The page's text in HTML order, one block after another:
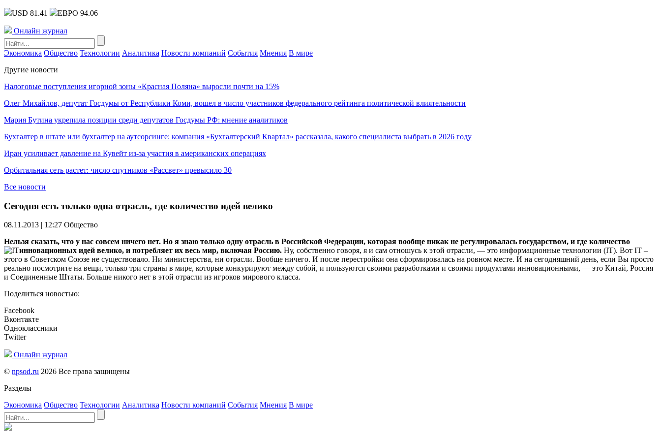
USD 81.41 ЕВРО 94.06
Онлайн журнал
Экономика Общество Технологии Аналитика Новости компаний События Мнения В мире
Другие новости
Налоговые поступления игорной зоны «Красная Поляна» выросли почти на 15%
Олег Михайлов, депутат Госдумы от Республики Коми, вошел в число участников федерального рейтинга политической влиятельности
Мария Бутина укрепила позиции среди депутатов Госдумы РФ: мнение аналитиков
Бухгалтер в штате или бухгалтер на аутсорсинге: компания «Бухгалтерский Квартал» рассказала, какого специалиста выбрать в 2026 году
Иран усиливает давление на Кувейт из-за участия в американских операциях
Орбитальная сеть растет: число спутников «Рассвет» превысило 30
Все новости
Сегодня есть только одна отрасль, где количество идей велико
08.11.2013 | 12:27 Общество
Нельзя сказать, что у нас совсем ничего нет. Но я знаю только одну отрасль в Российской Федерации, которая вообще никак не регулировалась государством, и где количество
инновационных идей велико, и потребляет их весь мир, включая Россию. Ну, собственно говоря, я и сам отношусь к этой отрасли, — это информационные технологии (IT). Вот IT –
этого в Советском Союзе не существовало. Ни министерства, ни отрасли. Вообще ничего. И после перестройки она сформировалась на ровном месте. И на сегодняшний день, если Вы просто
реально посмотрите на вещи, только три страны в мире, которые конкурируют между собой, и пользуются своими разработками и своими продуктами инновационными, — это Китай, Россия
и Соединенные Штаты. Больше никого нет в этой отрасли из игроков мирового класса.
Поделиться новостью:
Facebook
Вконтакте
Одноклассники
Twitter
Онлайн журнал
© npsod.ru 2026 Все права защищены
Разделы
Экономика Общество Технологии Аналитика Новости компаний События Мнения В мире